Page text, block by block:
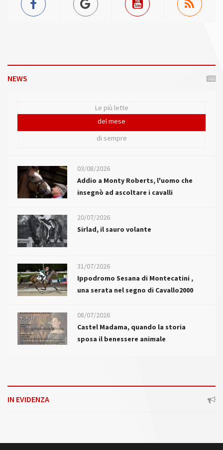
NEWS
Le più lette
del mese
di sempre
03/08/2026
Addio a Monty Roberts, l'uomo che
insegnò ad ascoltare i cavalli
20/07/2026
Sirlad, il sauro volante
31/07/2026
Ippodromo Sesana di Montecatini ,
una serata nel segno di Cavallo2000
08/07/2026
Castel Madama, quando la storia
sposa il benessere animale
IN EVIDENZA